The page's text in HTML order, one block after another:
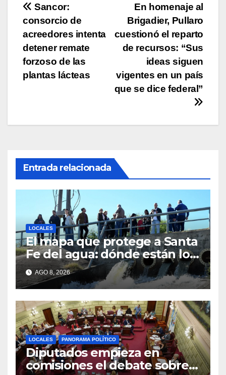
k
Navegación
de
entradas
En homenaje al
Brigadier, Pullaro
cuestionó el reparto
de recursos: “Sus
ideas siguen
vigentes en un país
que se dice federal”
Sancor:
consorcio de
acreedores intenta
detener remate
forzoso de las
plantas lácteas
Entrada relacionada
LOCALES
El mapa que protege a Santa
Fe del agua: dónde están los
54 puntos de bombeo
AGO 8, 2026
LOCALES PANORAMA POLÍTICO
Diputados empieza en
comisiones el debate sobre